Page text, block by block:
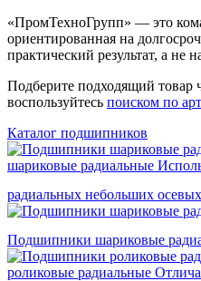
«ПромТехноГрупп» — это
ориентированная на
практический результат, а не
Подберите подходящий товар
воспользуйтесь поиском по
Каталог подшипников
шариковые радиальные
радиальных небольших
Подшипники шариковые
роликовые радиальные